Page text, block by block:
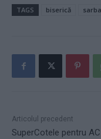
TAGS biserică
Articolul precedent
SuperCotele pentru